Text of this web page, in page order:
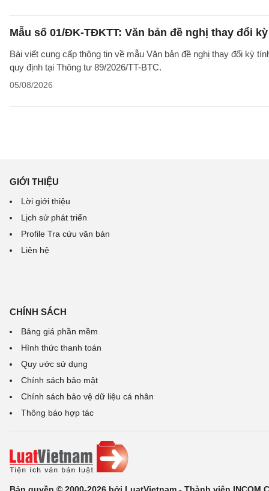
Mẫu số 01/ĐK-TĐKTT: Văn bản đề nghị thay đổi
Bài viết cung cấp thông tin về mẫu Văn bản đề nghị thay đổi kỳ
quy định tại Thông tư 89/2026/TT-BTC.
05/08/2026
GIỚI THIỆU
Lời giới thiệu
Lịch sử phát triển
Profile Tra cứu văn bản
Liên hệ
CHÍNH SÁCH
Bảng giá phần mềm
Hình thức thanh toán
Quy ước sử dụng
Chính sách bảo mật
Chính sách bảo vệ dữ liệu cá nhân
Thông báo hợp tác